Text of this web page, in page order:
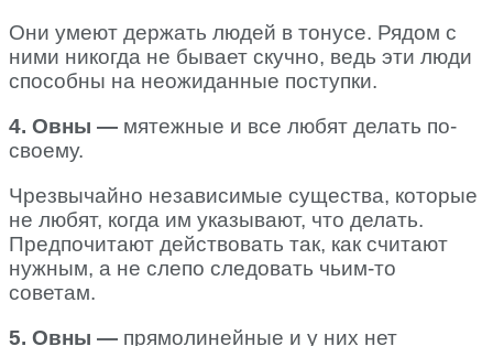
Они умеют держать людей в тонусе. Рядом с
ними никогда не бывает скучно, ведь эти люди
способны на неожиданные поступки.
4. Овны — мятежные и все любят делать по-
своему.
Чрезвычайно независимые существа, которые
не любят, когда им указывают, что делать.
Предпочитают действовать так, как считают
нужным, а не слепо следовать чьим-то
советам.
5. Овны — прямолинейные и у них нет